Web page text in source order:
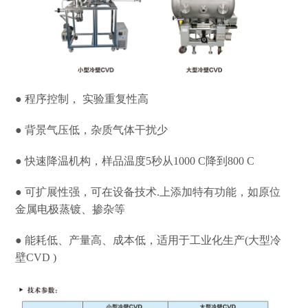
● 程序控制， 实验重复性高
● 背景气压低，杂质气体干扰少
● 快速降温机构，样品温度5秒从1000 C降到800 C
● 可扩展性强，可在设备技术.上添加特有功能，如原位
金属电极蒸镀、掺杂等
● 能耗低、产量高、成本低，适用于工业化生产(大型冷
壁CVD )